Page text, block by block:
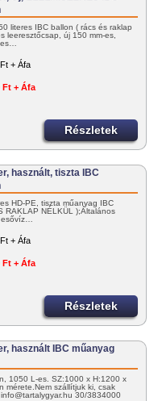
literes IBC ballon ( rács és raklap
leeresztőcsap, új 150 mm-es,
+ Áfa
Ft + Áfa
Részletek
használt, tiszta IBC
HD-PE, tiszta műanyag IBC
RAKLAP NÉLKÜL );Általános
esővíz…
+ Áfa
Ft + Áfa
Részletek
használt IBC műanyag
1050 L-es. SZ:1000 x H:1200 x
mérete.Nem szállítjuk ki, csak
30/3834000